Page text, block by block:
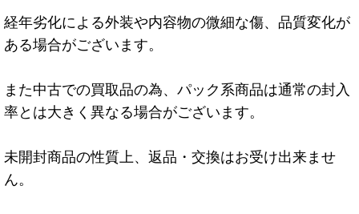
経年劣化による外装や内容物の微細な傷、品質変化が
ある場合がございます。
また中古での買取品の為、パック系商品は通常の封入
率とは大きく異なる場合がございます。
未開封商品の性質上、返品・交換はお受け出来ませ
ん。